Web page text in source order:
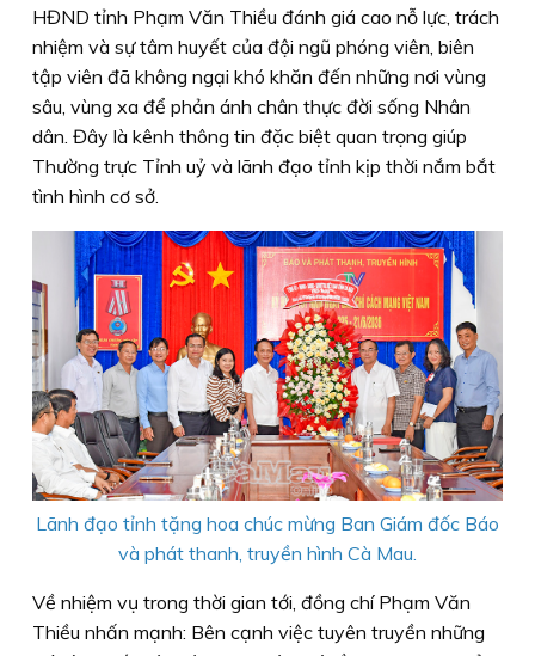
HĐND tỉnh Phạm Văn Thiều đánh giá cao nỗ lực, trách
nhiệm và sự tâm huyết của đội ngũ phóng viên, biên
tập viên đã không ngại khó khăn đến những nơi vùng
sâu, vùng xa để phản ánh chân thực đời sống Nhân
dân. Đây là kênh thông tin đặc biệt quan trọng giúp
Thường trực Tỉnh uỷ và lãnh đạo tỉnh kịp thời nắm bắt
tình hình cơ sở.
Lãnh đạo tỉnh tặng hoa chúc mừng Ban Giám đốc Báo
và phát thanh, truyền hình Cà Mau.
Về nhiệm vụ trong thời gian tới, đồng chí Phạm Văn
Thiều nhấn mạnh: Bên cạnh việc tuyên truyền những